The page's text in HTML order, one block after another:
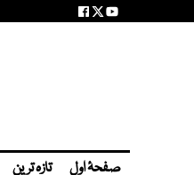
صفحۂ اول تازہ ترین